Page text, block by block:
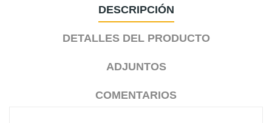
DESCRIPCIÓN
DETALLES DEL PRODUCTO
ADJUNTOS
COMENTARIOS